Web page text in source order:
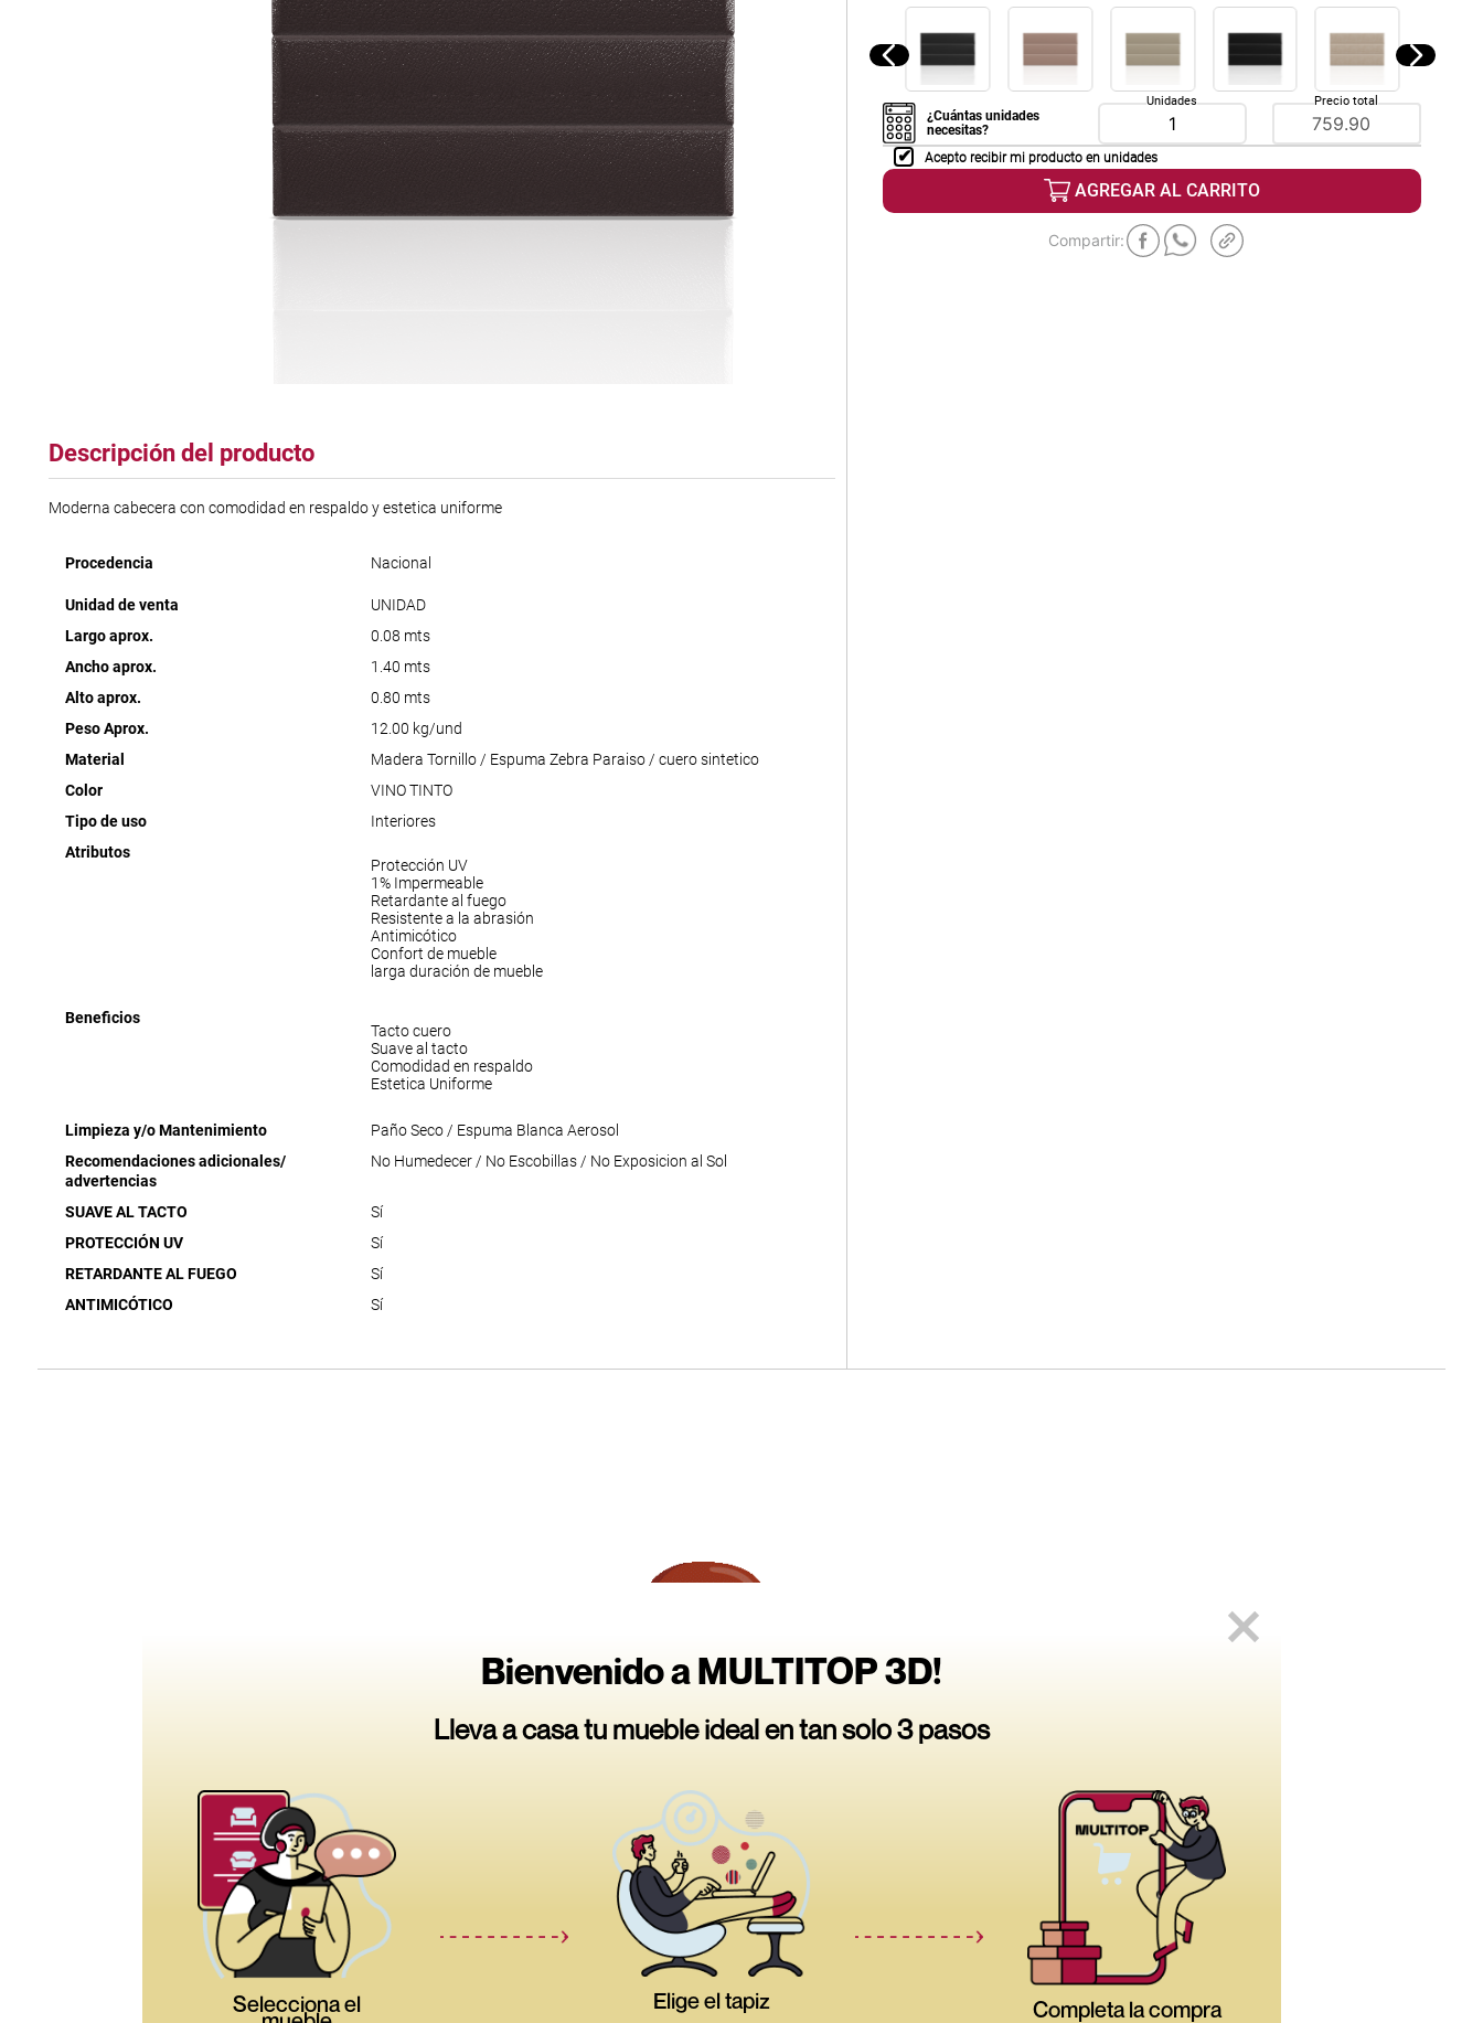
Descripción del producto
Moderna cabecera con comodidad en respaldo y estetica uniforme
Procedencia Nacional
Unidad de venta
UNIDAD
Largo aprox.
0.08 mts
Ancho aprox.
1.40 mts
Alto aprox.
0.80 mts
Peso Aprox.
12.00 kg/und
Material
Madera Tornillo / Espuma Zebra Paraiso / cuero sintetico
Color
VINO TINTO
Tipo de uso
Interiores
Atributos
Protección UV
1% Impermeable
Retardante al fuego
Resistente a la abrasión
Antimicótico
Confort de mueble
larga duración de mueble
Beneficios
Tacto cuero
Suave al tacto
Comodidad en respaldo
Estetica Uniforme
Limpieza y/o Mantenimiento
Paño Seco / Espuma Blanca Aerosol
Recomendaciones adicionales/
advertencias
No Humedecer / No Escobillas / No Exposicion al Sol
SUAVE AL TACTO
Sí
PROTECCIÓN UV
Sí
RETARDANTE AL FUEGO
Sí
ANTIMICÓTICO
Sí
¿Cuántas unidades
necesitas?
Unidades Precio total
Acepto recibir mi producto en unidades
AGREGAR AL CARRITO